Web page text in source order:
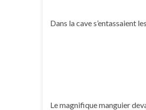
Dans la cave s’entassaient
Le magnifique manguier